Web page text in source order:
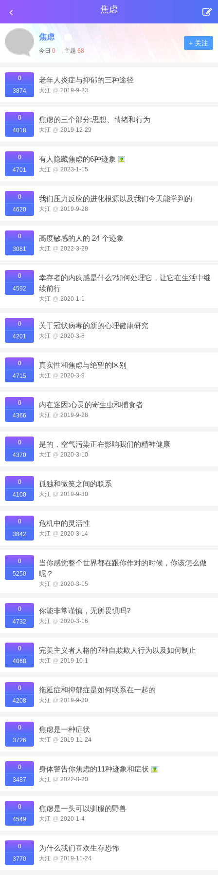
焦虑
焦虑
今日 0 主题 68
+ 关注
0
3874
老年人炎症与抑郁的三种途径
大江 @ 2019-9-23
0
4018
焦虑的三个部分:思想、情绪和行为
大江 @ 2019-12-29
0
4701
有人隐藏焦虑的6种迹象
大江 @ 2023-1-15
0
4620
我们压力反应的进化根源以及我们今天能学到的
大江 @ 2019-9-28
0
3081
高度敏感的人的 24 个迹象
大江 @ 2022-3-29
0
4592
幸存者的内疚感是什么?如何处理它，让它在生活中继
续前行
大江 @ 2020-1-1
0
4201
关于冠状病毒的新的心理健康研究
大江 @ 2020-3-8
0
4715
真实性和焦虑与绝望的区别
大江 @ 2020-3-9
0
4366
内在迷因:心灵的寄生虫和捕食者
大江 @ 2019-9-28
0
4370
是的，空气污染正在影响我们的精神健康
大江 @ 2020-3-10
0
4100
孤独和微笑之间的联系
大江 @ 2019-9-30
0
3842
危机中的灵活性
大江 @ 2020-3-14
0
5250
当你感觉整个世界都在跟你作对的时候，你该怎么做
呢？
大江 @ 2020-3-15
0
4732
你能非常谨慎，无所畏惧吗?
大江 @ 2020-3-16
0
4068
完美主义者人格的7种自欺欺人行为以及如何制止
大江 @ 2019-10-1
0
4208
拖延症和抑郁症是如何联系在一起的
大江 @ 2019-9-30
0
3726
焦虑是一种症状
大江 @ 2019-11-24
0
3487
身体警告你焦虑的11种迹象和症状
大江 @ 2022-8-20
0
4549
焦虑是一头可以驯服的野兽
大江 @ 2020-1-4
0
3770
为什么我们喜欢生存恐怖
大江 @ 2019-11-24